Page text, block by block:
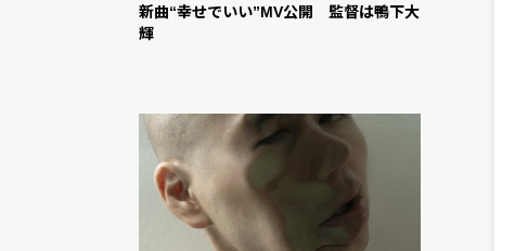
新曲“幸せでいい”MV公開 監督は鴨下大
輝